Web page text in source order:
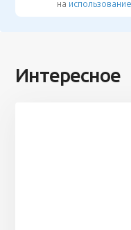
на
Интересное